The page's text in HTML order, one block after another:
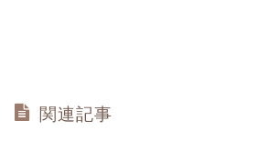
関連記事